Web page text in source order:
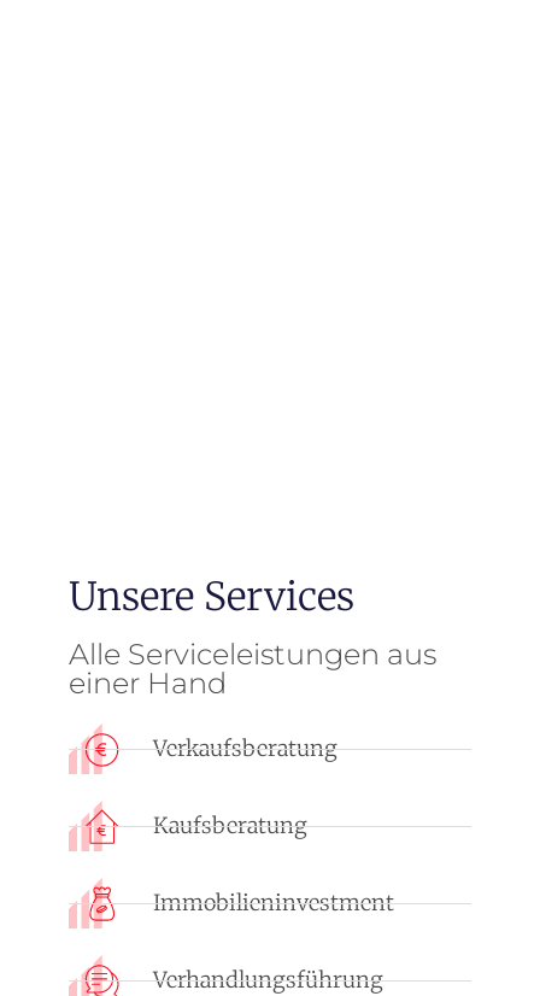
Unsere Services
Alle Serviceleistungen aus
einer Hand
Verkaufsberatung
Kaufsberatung
Immobilieninvestment
Verhandlungsführung